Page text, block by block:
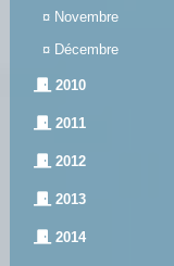
¤ Novembre
¤ Décembre
2010
2011
2012
2013
2014